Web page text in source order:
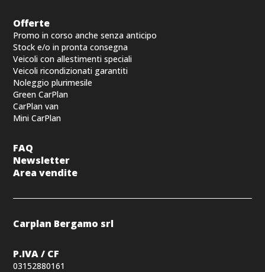
Offerte
Promo in corso anche senza anticipo
Stock e/o in pronta consegna
Veicoli con allestimenti speciali
Veicoli ricondizionati garantiti
Noleggio plurimesile
Green CarPlan
CarPlan van
Mini CarPlan
FAQ
Newsletter
Area vendite
Carplan Bergamo srl
P.IVA / CF
03152880161